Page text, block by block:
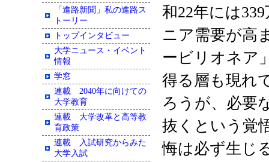
和22年には339
ニア需要が高
ービリオネア
得る層も現れ
ろうが、必要
抜くという覚
悔は必ず生じ
「進路新聞」私の進路ス
トーリー
トップインタビュー
大学ニュース・イベント
情報
学窓
連載 2040年に向けての
大学教育
連載 大学改革と高等教
育政策
連載 入試研究からみた
大学入試